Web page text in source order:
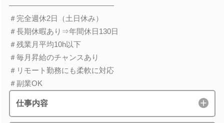
――――――――――――――
＃完全週休2日（土日休み）
＃長期休暇あり⇒年間休日130日
＃残業月平均10h以下
＃毎月昇給のチャンスあり
＃リモート勤務にも柔軟に対応
＃副業OK
仕事内容